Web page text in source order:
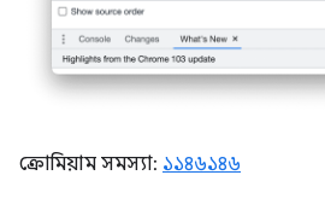
ক্রোমিয়াম সমস্যা: ১১৪৬১৪৬